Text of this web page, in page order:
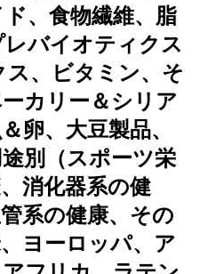
、食物繊維、脂
バイオティクス
ス、ビタミン、そ
カリー＆シリア
卵、大豆製品、
別（スポーツ栄
消化器系の健
系の健康、その
ヨーロッパ、ア